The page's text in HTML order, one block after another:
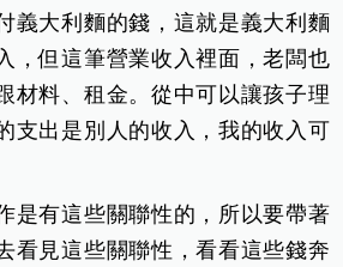
義大利麵的錢，這就是義大利麵
，但這筆營業收入裡面，老闆也
材料、租金。從中可以讓孩子理
支出是別人的收入，我的收入 可
是有這些關聯性的，所以要帶著
看見這些關聯性，看看這些錢奔